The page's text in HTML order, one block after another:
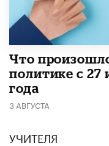
​Что
политике с 27
года
3 АВГУСТА
УЧИТЕЛЯ